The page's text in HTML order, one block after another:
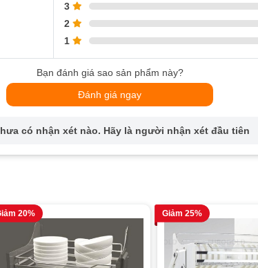
3
2
1
Bạn đánh giá sao sản phẩm này?
Đánh giá ngay
có nhận xét nào. Hãy là người nhận xét đầu tiên
20% Giảm 25%